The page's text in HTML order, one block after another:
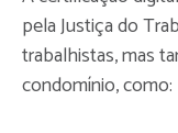
pela Justiça do
trabalhistas, mas
condomínio, como: